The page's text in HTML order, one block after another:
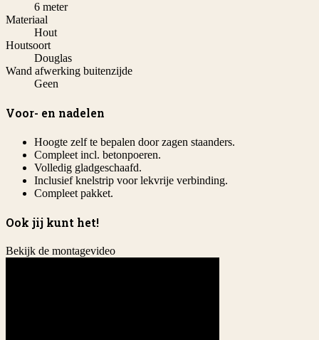
6 meter
Materiaal
Hout
Houtsoort
Douglas
Wand afwerking buitenzijde
Geen
Voor- en nadelen
Hoogte zelf te bepalen door zagen staanders.
Compleet incl. betonpoeren.
Volledig gladgeschaafd.
Inclusief knelstrip voor lekvrije verbinding.
Compleet pakket.
Ook jij kunt het!
Bekijk de montagevideo